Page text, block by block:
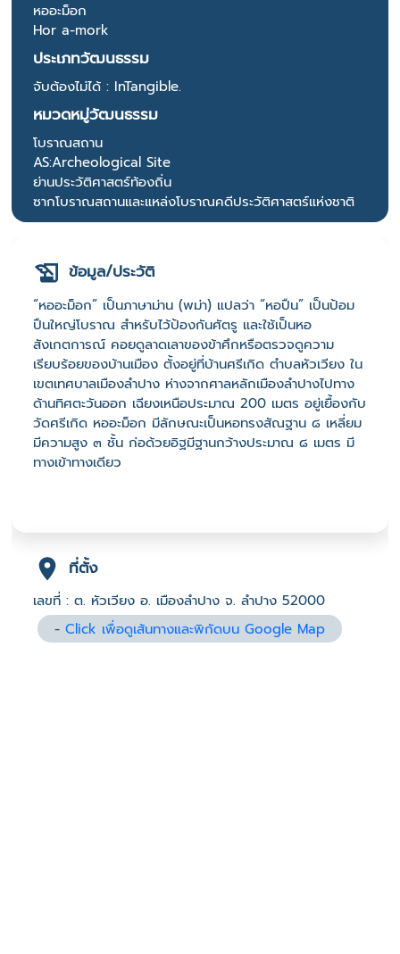
หออะม็อก
Hor a-mork
ประเภทวัฒนธรรม
จับต้องไม่ได้ : InTangible.
หมวดหมู่วัฒนธรรม
โบราณสถาน
AS:Archeological Site
ย่านประวัติศาสตร์ท้องถิ่น
ซากโบราณสถานและแหล่งโบราณคดีประวัติศาสตร์แห่งชาติ
ข้อมูล/ประวัติ
“หออะม็อก” เป็นภาษาม่าน (พม่า) แปลว่า “หอปืน” เป็นป้อม
ปืนใหญ่โบราณ สำหรับไว้ป้องกันศัตรู และใช้เป็นหอ
สังเกตการณ์ คอยดูลาดเลาของข้าศึกหรือตรวจดูความ
เรียบร้อยของบ้านเมือง ตั้งอยู่ที่บ้านศรีเกิด ตำบลหัวเวียง ใน
เขตเทศบาลเมืองลำปาง ห่างจากศาลหลักเมืองลำปางไปทาง
ด้านทิศตะวันออก เฉียงเหนือประมาณ 200 เมตร อยู่เยื้องกับ
วัดศรีเกิด หออะม็อก มีลักษณะเป็นหอทรงสัณฐาน ๘ เหลี่ยม
มีความสูง ๓ ชั้น ก่อด้วยอิฐมีฐานกว้างประมาณ ๘ เมตร มี
ทางเข้าทางเดียว
ที่ตั้ง
เลขที่ : ต. หัวเวียง อ. เมืองลำปาง จ. ลำปาง 52000
-Click เพื่อดูเส้นทางและพิกัดบน Google Map